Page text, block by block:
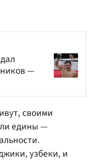
—
своими
едины —
узбеки, и